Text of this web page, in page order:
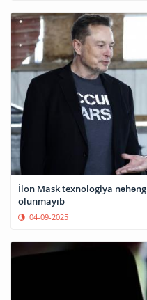
İlon Mask texnologiya
olunmayıb
04-09-2025